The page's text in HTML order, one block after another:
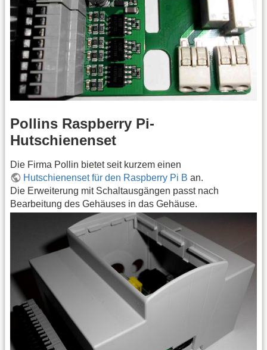
Pollins Raspberry Pi-
Hutschienenset
Die Firma Pollin bietet seit kurzem einen
Hutschienenset für den Raspberry Pi B an.
Die Erweiterung mit Schaltausgängen passt nach
Bearbeitung des Gehäuses in das Gehäuse.